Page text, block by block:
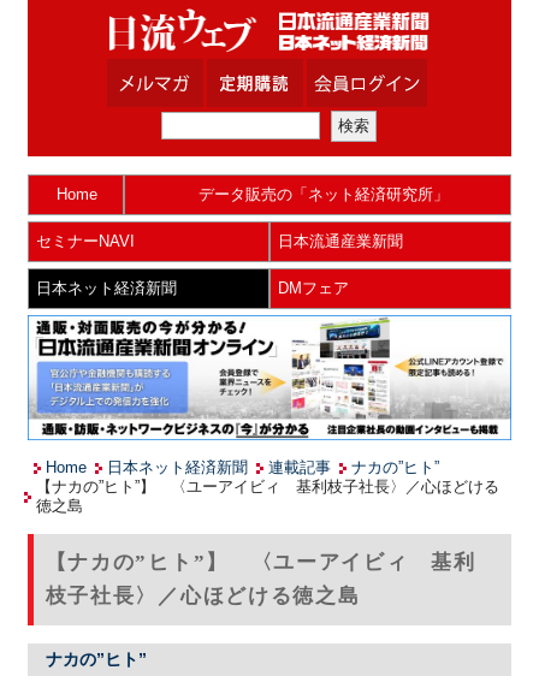
Home データ販売の「ネット経済研究所」
セミナーNAVI 日本流通産業新聞
日本ネット経済新聞 DMフェア
Home 日本ネット経済新聞 連載記事
ナカの”ヒト”
【ナカの”ヒト”】 〈ユーアイビィ 基利枝子社長〉／心ほどける
徳之島
【ナカの”ヒト”】 〈ユーアイビィ 基利
枝子社長〉／心ほどける徳之島
ナカの”ヒト”